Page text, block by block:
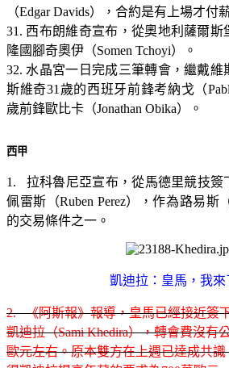
（Edgar Davids），合約是有上場才付
31. 西布朗維奇宣布，從奧地利薩爾斯
隆國腳奇奧伊（Somen Tchoyi）。
32. 水晶宮一日完成三筆轉會，繼戴
斯維奇31歲的西班牙前鋒考納戈（
歲前鋒歐比卡（Jonathan Obika）。
西甲
1. 拉科魯尼亞宣布，從馬德里競技簽
佩雷斯（Ruben Perez），作為路易斯
的交易條件之一。
凱迪拉：皇馬，我來
2. 《阿斯報》報導，皇馬已經接近簽
凱迪拉（Sami Khedira），轉會費沒有
歐元左右。原本雙方在上週已達成共